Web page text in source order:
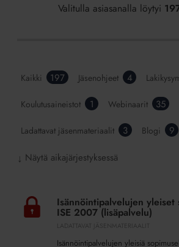
Valitulla asiasanalla löytyi
Kaikki 197 Jäsenohjeet 4
Koulutusaineistot 1 Webinaarit 35
Ladattavat jäsenmateriaalit 3 Blogi 9
↓ Näytä aikajärjestyksessä
yleiset
sopimusehdotIsännöintipalvelujen yleiset
ISE 2007 (lisäpalvelu)
Isännöintipalvelujen yleisiä